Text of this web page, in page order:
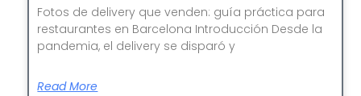
Fotos de delivery que venden: guía práctica para
restaurantes en Barcelona Introducción Desde la
pandemia, el delivery se disparó y
Read More